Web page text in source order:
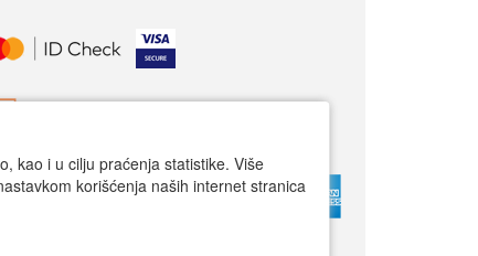
kao i u cilju praćenja statistike. Više
korišćenja naših internet stranica